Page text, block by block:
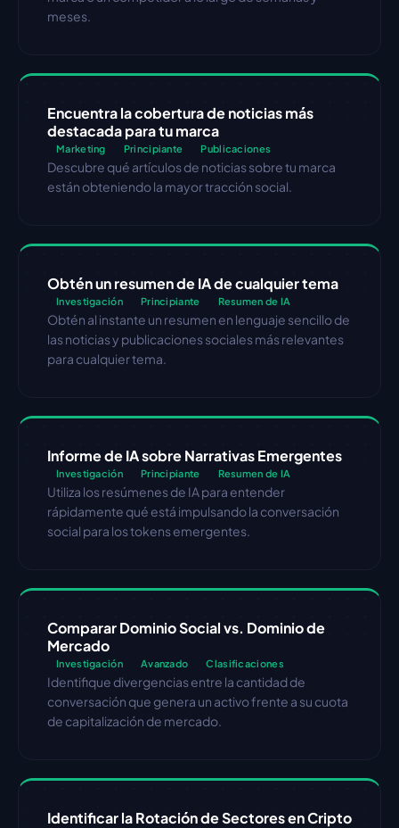
meses.
Encuentra la cobertura de noticias más
destacada para tu marca
Marketing Principiante Publicaciones
Descubre qué artículos de noticias sobre tu marca
están obteniendo la mayor tracción social.
Obtén un resumen de IA de cualquier tema
Investigación Principiante Resumen de IA
Obtén al instante un resumen en lenguaje sencillo de
las noticias y publicaciones sociales más relevantes
para cualquier tema.
Informe de IA sobre Narrativas Emergentes
Investigación Principiante Resumen de IA
Utiliza los resúmenes de IA para entender
rápidamente qué está impulsando la conversación
social para los tokens emergentes.
Comparar Dominio Social vs. Dominio de
Mercado
Investigación Avanzado Clasificaciones
Identifique divergencias entre la cantidad de
conversación que genera un activo frente a su cuota
de capitalización de mercado.
Identificar la Rotación de Sectores en Cripto